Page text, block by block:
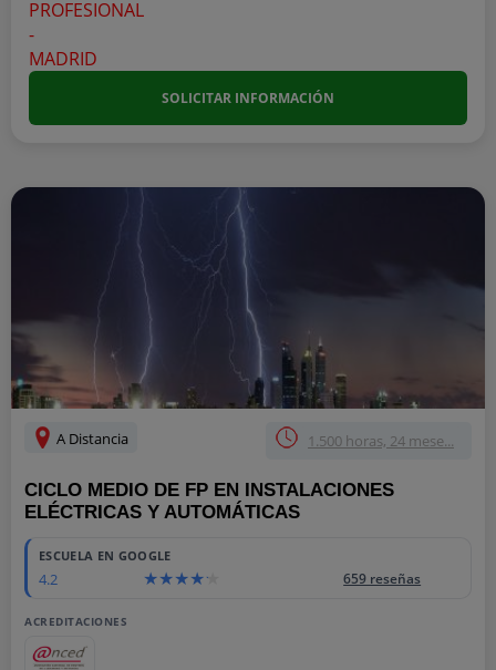
SOLICITAR INFORMACIÓN
A Distancia 1.500 horas, 24 mese...
CICLO MEDIO DE FP EN INSTALACIONES
ELÉCTRICAS Y AUTOMÁTICAS
ESCUELA EN GOOGLE
4.2 659 reseñas
ACREDITACIONES